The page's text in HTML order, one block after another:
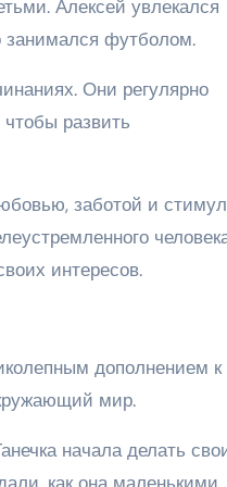
Алексей увлекался
занимался футболом.
Они регулярно
развить
заботой и
интересов.
дополнением к
мир.
начала делать
как она маленькими,